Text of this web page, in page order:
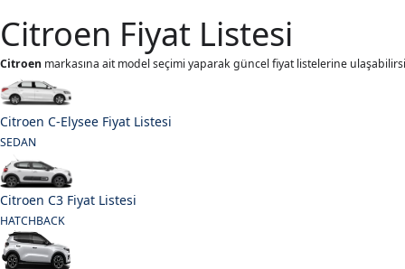
Citroen Fiyat Listesi
Citroen markasına ait model seçimi yaparak güncel fiyat listelerine
Citroen C-Elysee Fiyat Listesi
SEDAN
Citroen C3 Fiyat Listesi
HATCHBACK